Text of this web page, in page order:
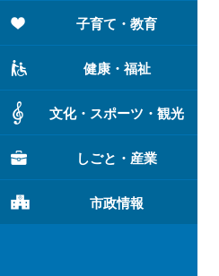
子育て・教育
健康・福祉
文化・スポーツ・観光
しごと・産業
市政情報